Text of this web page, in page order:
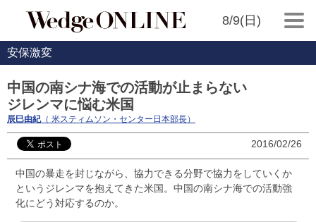
8/9(日)
安保激変
中国の南シナ海での活動が止まらない
ジレンマに悩む米国
辰巳由紀（ 米スティムソン・センター日本部長）
2016/02/26
中国の暴走を封じながら、協力できる分野で協力をしていくか
というジレンマを抱えてきた米国。中国の南シナ海での活動強
化にどう対応するのか。